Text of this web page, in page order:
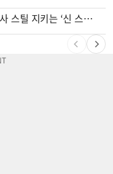
넷플 ‘외교관’ 현실판 떴다…美대사 스틸 지키는 ‘신 스틸러’